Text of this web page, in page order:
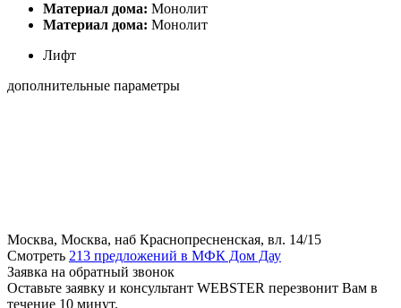
Материал дома: Монолит
Материал дома: Монолит
Лифт
дополнительные параметры
Москва, Москва, наб Краснопресненская, вл. 14/15
Смотреть 213 предложений в МФК Дом Дау
Заявка на обратный звонок
Оставьте заявку и консультант WEBSTER перезвонит Вам в
течение 10 минут.